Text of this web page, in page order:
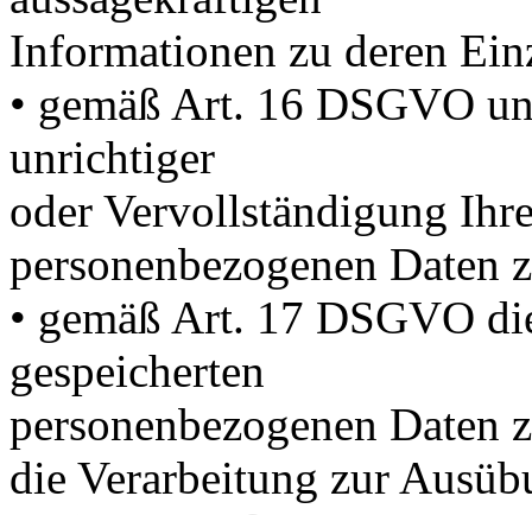
Informationen zu deren
• gemäß Art. 16 DSGVO
unrichtiger
oder Vervollständigung
personenbezogenen Daten
• gemäß Art. 17 DSGVO
gespeicherten
personenbezogenen
die Verarbeitung zur